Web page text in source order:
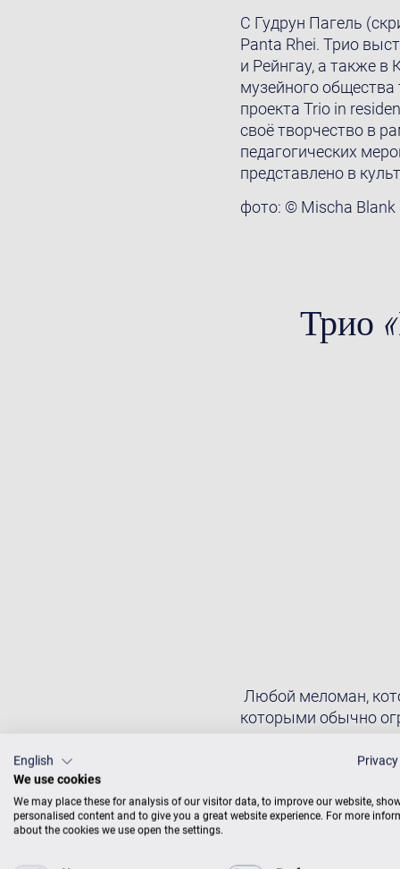
С Гудрун Пагель
Panta Rhei. Трио
и Рейнгау, a также в
музейного общества
проекта Trio in
своё творчествo в
педагогических
представленo в
фото: © Mischa Blank
Трио
Любой меломан,
которыми обычно
диска, выпущенного
которого входят
Юлия Вайсберг,
своеобразным
отмечено в буклетe)
скучными никак не
English
We use cookies
We may place these for analysis of our visitor data, to improve our website,
personalised content and to give you a great website experience. For more
about the cookies we use open the settings.